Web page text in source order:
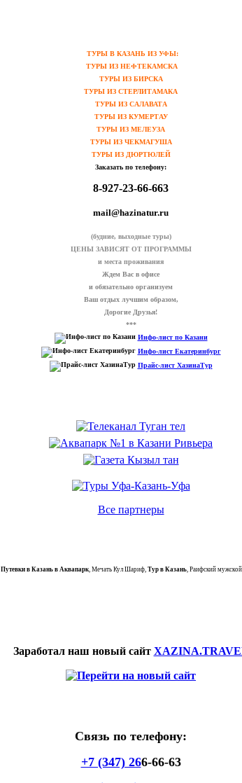
ТУРЫ В КАЗАНЬ ИЗ УФЫ:
ТУРЫ ИЗ НЕФТЕКАМСКА
ТУРЫ ИЗ БИРСКА
ТУРЫ ИЗ СТЕРЛИТАМАКА
ТУРЫ ИЗ САЛАВАТА
ТУРЫ ИЗ КУМЕРТАУ
ТУРЫ ИЗ МЕЛЕУЗА
ТУРЫ ИЗ ЧЕКМАГУША
ТУРЫ ИЗ ДЮРТЮЛЕЙ
Заказать по телефону:
8-927-23-66-663
mail@hazinatur.ru
(будние, выходные туры)
ЦЕНЫ ЗАВИСЯТ ОТ ПРОГРАММЫ
и места проживания
Ждем Вас в офисе
и обязательно организуем
Ваш отдых лучшим образом,
Дорогие Друзья!
***
Инфо-лист по Казани
Инфо-лист Екатеринбург
Прайс-лист ХазинаТур
Все партнеры
Путевки в Казань в Аквапарк, Мечать Кул Шариф, Тур в Казань, Раифский
Заработал наш новый сайт
Связь по телефону:
+7 (347) 266-66-63